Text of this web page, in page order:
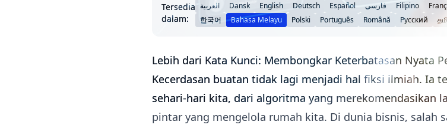
Tersedia
dalam:
العربية Dansk English Deutsch Español فارسی Filipino
한국어
Bahasa Melayu Polski Português Română Русский
Lebih dari Kata Kunci: Membongkar Keterbatasan Nyata
Kecerdasan buatan tidak lagi menjadi hal fiksi ilmiah. Ia
sehari-hari kita, dari algoritma yang merekomendasikan
pintar yang mengelola rumah kita. Di dunia bisnis, salah